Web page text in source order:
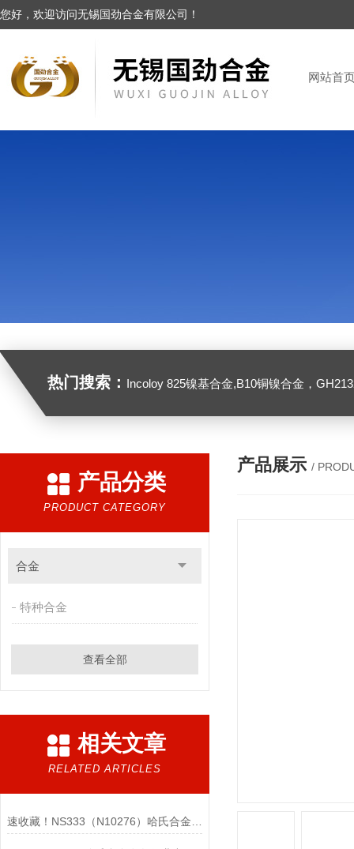
您好，欢迎访问无锡国劲合金有限公司！
网站首
热门搜索： Incoloy 825镍基合金,B10铜镍合金，GH2132高温合金，C276
产品分类
PRODUCT CATEGORY
合金
特种合金
查看全部
相关文章
RELATED ARTICLES
产品展示 /